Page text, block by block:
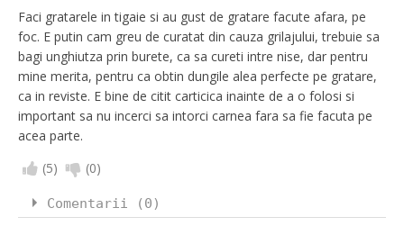
Faci gratarele in tigaie si au gust de gratare facute afara, pe
foc. E putin cam greu de curatat din cauza grilajului, trebuie sa
bagi unghiutza prin burete, ca sa cureti intre nise, dar pentru
mine merita, pentru ca obtin dungile alea perfecte pe gratare,
ca in reviste. E bine de citit carticica inainte de a o folosi si
important sa nu incerci sa intorci carnea fara sa fie facuta pe
acea parte.
(5) (0)
Comentarii (0)